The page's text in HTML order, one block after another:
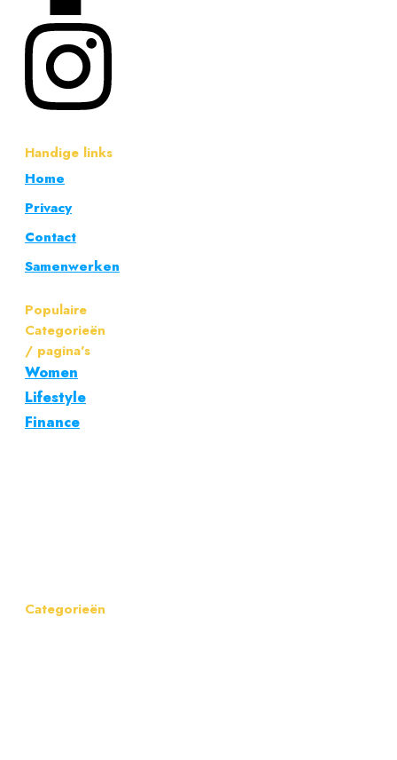
Handige links
Home
Privacy
Contact
Samenwerken
Populaire
Categorieën
/ pagina's
Women
Lifestyle
Finance
Categorieën